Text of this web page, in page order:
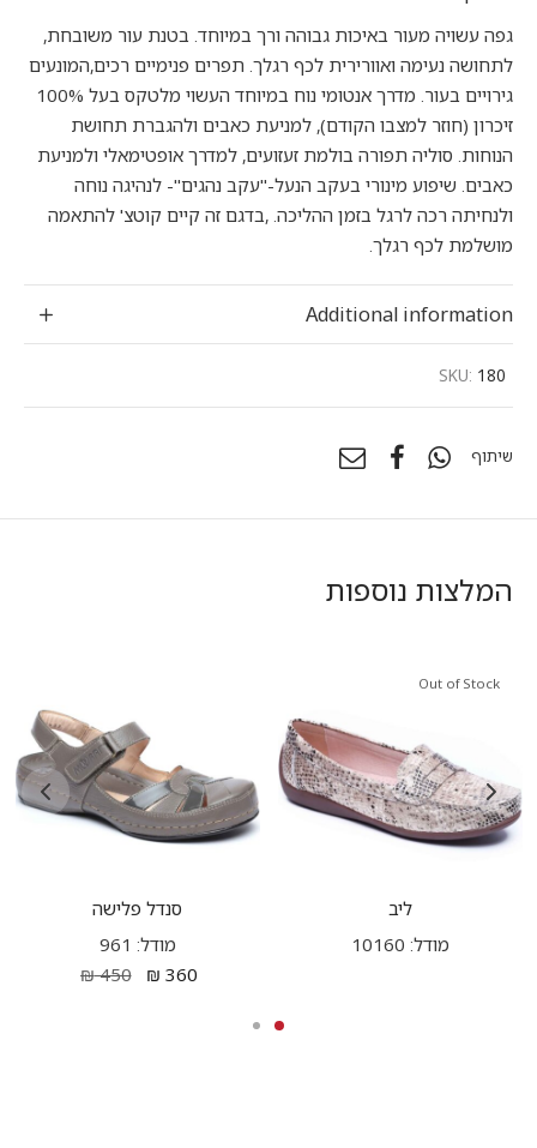
גפה עשויה מעור באיכות גבוהה ורך במיוחד. בטנת עור משובחת,
לתחושה נעימה ואוורירית לכף רגלך. תפרים פנימיים רכים,המונעים
גירויים בעור. מדרך אנטומי נוח במיוחד העשוי מלטקס בעל 100%
זיכרון (חוזר למצבו הקודם), למניעת כאבים ולהגברת תחושת
הנוחות. סוליה תפורה בולמת זעזועים, למדרך אופטימאלי ולמניעת
כאבים. שיפוע מינורי בעקב הנעל-"עקב נהגים"- לנהיגה נוחה
ולנחיתה רכה לרגל בזמן ההליכה. ,בדגם זה קיים קוטצ' להתאמה
מושלמת לכף רגלך.
Additional information
SKU: 180
שיתוף
המלצות נוספות
Out of Stock
ליב
מודל: 10160
סנדל פלישה
מודל: 961
₪ 360
₪450